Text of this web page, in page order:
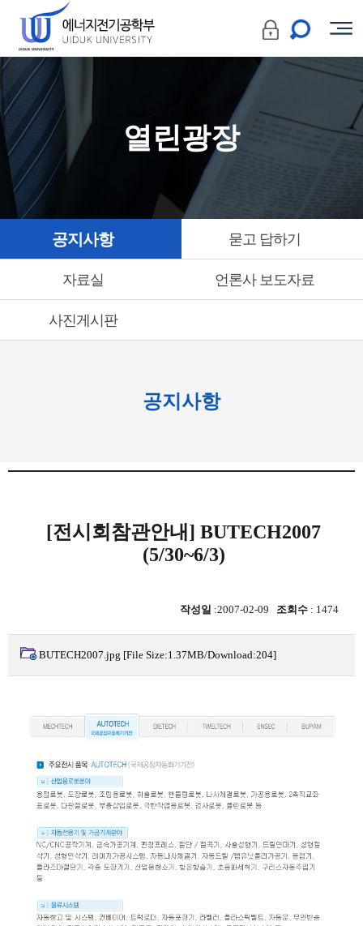
열린광장
공지사항 묻고 답하기
자료실 언론사 보도자료
사진게시판
공지사항
[전시회참관안내] BUTECH2007
(5/30~6/3)
작성일 :2007-02-09 조회수 : 1474
BUTECH2007.jpg [File Size:1.37MB/Download:204]